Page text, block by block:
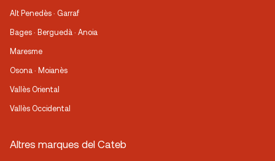
Alt Penedès · Garraf
Bages · Berguedà · Anoia
Maresme
Osona · Moianès
Vallès Oriental
Vallès Occidental
Altres marques del Cateb